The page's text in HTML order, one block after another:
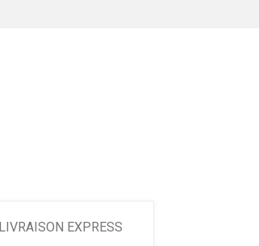
LIVRAISON EXPRESS